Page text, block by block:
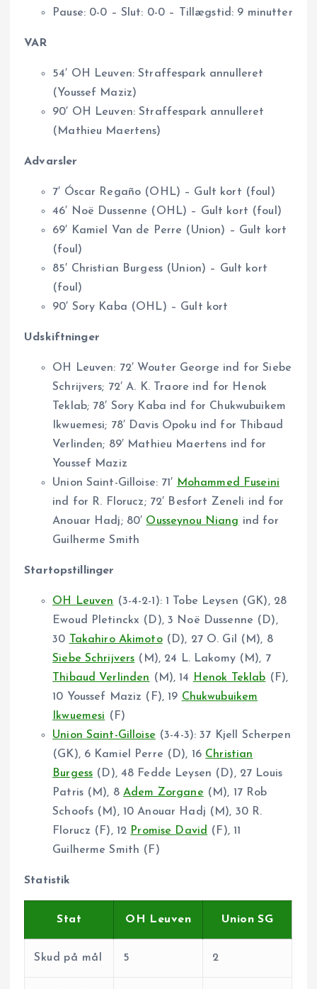
Pause: 0-0 – Slut: 0-0 – Tillægstid: 9 minutter
VAR
54′ OH Leuven: Straffespark annulleret
(Youssef Maziz)
90′ OH Leuven: Straffespark annulleret
(Mathieu Maertens)
Advarsler
7′ Óscar Regaño (OHL) – Gult kort (foul)
46′ Noë Dussenne (OHL) – Gult kort (foul)
69′ Kamiel Van de Perre (Union) – Gult kort
(foul)
85′ Christian Burgess (Union) – Gult kort
(foul)
90′ Sory Kaba (OHL) – Gult kort
Udskiftninger
OH Leuven: 72′ Wouter George ind for Siebe
Schrijvers; 72′ A. K. Traore ind for Henok
Teklab; 78′ Sory Kaba ind for Chukwubuikem
Ikwuemesi; 78′ Davis Opoku ind for Thibaud
Verlinden; 89′ Mathieu Maertens ind for
Youssef Maziz
Union Saint-Gilloise: 71′
Mohammed Fuseini
ind for R. Florucz; 72′ Besfort Zeneli ind for
Anouar Hadj; 80′ Ousseynou Niang ind for
Guilherme Smith
Startopstillinger
OH Leuven (3-4-2-1): 1 Tobe Leysen (GK), 28
Ewoud Pletinckx (D), 3 Noë Dussenne (D),
30
Takahiro Akimoto(D), 27 O. Gil (M), 8
Siebe Schrijvers (M), 24 L. Lakomy (M), 7
Thibaud Verlinden (M), 14 Henok Teklab (F),
10 Youssef Maziz (F), 19 Chukwubuikem
Ikwuemesi (F)
Union Saint-Gilloise (3-4-3): 37 Kjell Scherpen
(GK), 6 Kamiel Perre (D), 16 Christian
Burgess (D), 48 Fedde Leysen (D), 27 Louis
Patris (M), 8Adem Zorgane (M), 17 Rob
Schoofs (M), 10 Anouar Hadj (M), 30 R.
Florucz (F), 12 Promise David
(F), 11
Guilherme Smith (F)
Statistik
Stat OH Leuven Union SG
Skud på mål 5 2